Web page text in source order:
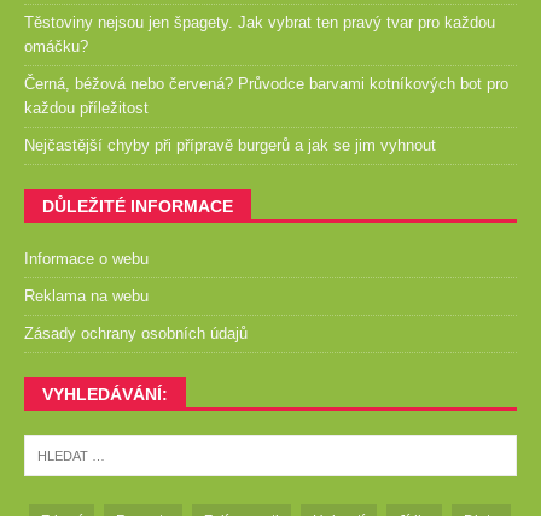
Těstoviny nejsou jen špagety. Jak vybrat ten pravý tvar pro každou
omáčku?
Černá, béžová nebo červená? Průvodce barvami kotníkových bot pro
každou příležitost
Nejčastější chyby při přípravě burgerů a jak se jim vyhnout
DŮLEŽITÉ INFORMACE
Informace o webu
Reklama na webu
Zásady ochrany osobních údajů
VYHLEDÁVÁNÍ: